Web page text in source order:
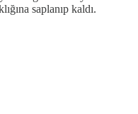
saplanıp kaldı.